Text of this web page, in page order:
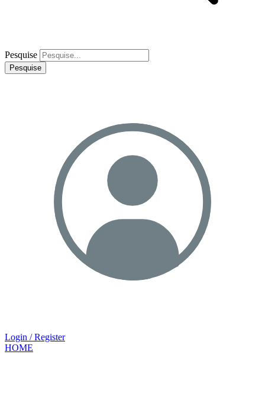
Pesquise
Pesquise
Login / Register
HOME